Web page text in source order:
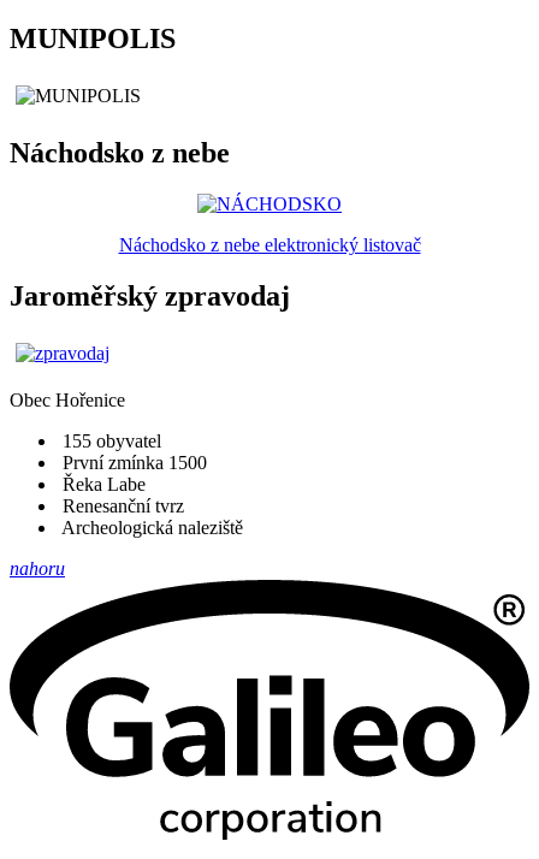
MUNIPOLIS
Náchodsko z nebe
Náchodsko z nebe elektronický listovač
Jaroměřský zpravodaj
Obec Hořenice
155 obyvatel
První zmínka 1500
Řeka Labe
Renesanční tvrz
Archeologická naleziště
nahoru